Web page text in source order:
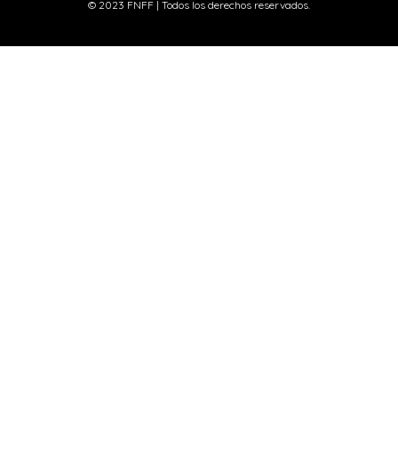
© 2023 FNFF | Todos los derechos reservados.